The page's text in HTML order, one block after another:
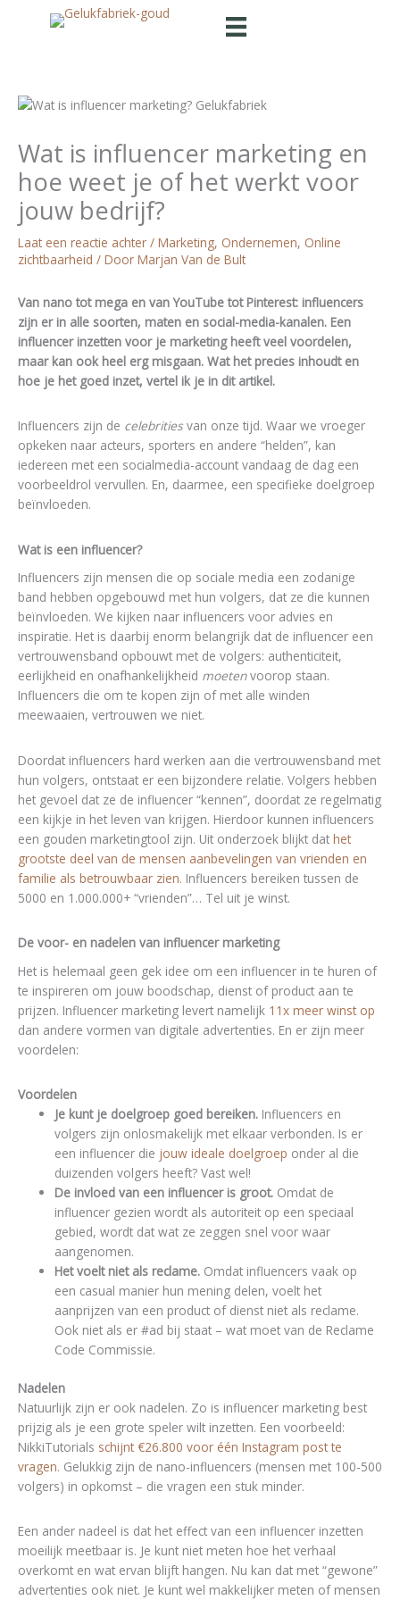
Wat is influencer marketing en
hoe weet je of het werkt voor
jouw bedrijf?
Laat een reactie achter / Marketing, Ondernemen, Online
zichtbaarheid / Door Marjan Van de Bult
Van nano tot mega en van YouTube tot Pinterest: influencers
zijn er in alle soorten, maten en social-media-kanalen. Een
influencer inzetten voor je marketing heeft veel voordelen,
maar kan ook heel erg misgaan. Wat het precies inhoudt en
hoe je het goed inzet, vertel ik je in dit artikel.
Influencers zijn de celebritiesvan onze tijd. Waar we vroeger
opkeken naar acteurs, sporters en andere “helden”, kan
iedereen met een socialmedia-account vandaag de dag een
voorbeeldrol vervullen. En, daarmee, een specifieke doelgroep
beïnvloeden.
Wat is een influencer?
Influencers zijn mensen die op sociale media een zodanige
band hebben opgebouwd met hun volgers, dat ze die kunnen
beïnvloeden. We kijken naar influencers voor advies en
inspiratie. Het is daarbij enorm belangrijk dat de influencer een
vertrouwensband opbouwt met de volgers: authenticiteit,
eerlijkheid en onafhankelijkheid moetenvoorop staan.
Influencers die om te kopen zijn of met alle winden
meewaaien, vertrouwen we niet.
Doordat influencers hard werken aan die vertrouwensband met
hun volgers, ontstaat er een bijzondere relatie. Volgers hebben
het gevoel dat ze de influencer “kennen”, doordat ze regelmatig
een kijkje in het leven van krijgen. Hierdoor kunnen influencers
een gouden marketingtool zijn. Uit onderzoek blijkt dat het
grootste deel van de mensen aanbevelingen van vrienden en
familie als betrouwbaar zien. Influencers bereiken tussen de
5000 en 1.000.000+ “vrienden”… Tel uit je winst.
De voor- en nadelen van influencer marketing
Het is helemaal geen gek idee om een influencer in te huren of
te inspireren om jouw boodschap, dienst of product aan te
prijzen. Influencer marketing levert namelijk 11x meer winst op
dan andere vormen van digitale advertenties. En er zijn meer
voordelen:
Voordelen
Je kunt je doelgroep goed bereiken. Influencers en
volgers zijn onlosmakelijk met elkaar verbonden. Is er
een influencer die jouw ideale doelgroep onder al die
duizenden volgers heeft? Vast wel!
De invloed van een influencer is groot. Omdat de
influencer gezien wordt als autoriteit op een speciaal
gebied, wordt dat wat ze zeggen snel voor waar
aangenomen.
Het voelt niet als reclame. Omdat influencers vaak op
een casual manier hun mening delen, voelt het
aanprijzen van een product of dienst niet als reclame.
Ook niet als er #ad bij staat – wat moet van de Reclame
Code Commissie.
Nadelen
Natuurlijk zijn er ook nadelen. Zo is influencer marketing best
prijzig als je een grote speler wilt inzetten. Een voorbeeld:
NikkiTutorials schijnt €26.800 voor één Instagram post te
vragen. Gelukkig zijn de nano-influencers (mensen met 100-500
volgers) in opkomst – die vragen een stuk minder.
Een ander nadeel is dat het effect van een influencer inzetten
moeilijk meetbaar is. Je kunt niet meten hoe het verhaal
overkomt en wat ervan blijft hangen. Nu kan dat met “gewone”
advertenties ook niet. Je kunt wel makkelijker meten of mensen